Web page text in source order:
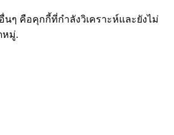
นๆ คือคุกกี้ที่กำลังวิเคราะห์และยังไม่
หมู่.